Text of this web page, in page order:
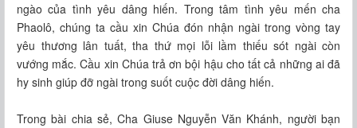
ngào của tình yêu dâng hiến. Trong tâm tình yêu mến cha
Phaolô, chúng ta cầu xin Chúa đón nhận ngài trong vòng tay
yêu thương lân tuất, tha thứ mọi lỗi lầm thiếu sót ngài còn
vướng mắc. Cầu xin Chúa trả ơn bội hậu cho tất cả những ai đã
hy sinh giúp đỡ ngài trong suốt cuộc đời dâng hiến.
Trong bài chia sẻ, Cha Giuse Nguyễn Văn Khánh, người bạn